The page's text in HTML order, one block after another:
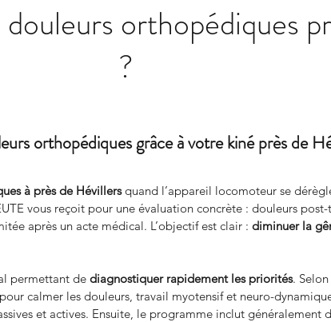
orthopédiques
?
orthopédiques grâce à votre kiné près de
à près de Hévillers quand l’appareil locomoteur se
vous reçoit pour une évaluation concrète : douleurs
après un acte médical. L’objectif est clair : diminuer la
permettant de diagnostiquer rapidement les priorités.
calmer les douleurs, travail myotensif et neuro-
et actives. Ensuite, le programme inclut généralement